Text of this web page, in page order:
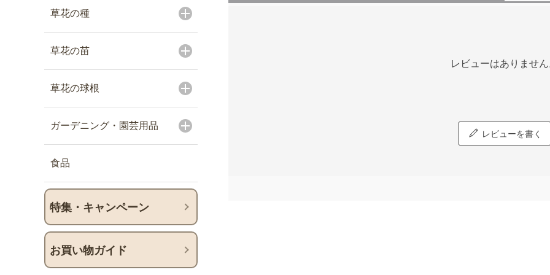
草花の種
草花の苗
草花の球根
ガーデニング・園芸用品
食品
特集・キャンペーン
お買い物ガイド
レビューはありませ
レビューを書く